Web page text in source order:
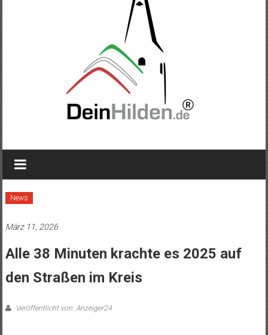
News
März 11, 2026
Alle 38 Minuten krachte es 2025 auf
den Straßen im Kreis
Veröffentlicht von: Anzeiger24